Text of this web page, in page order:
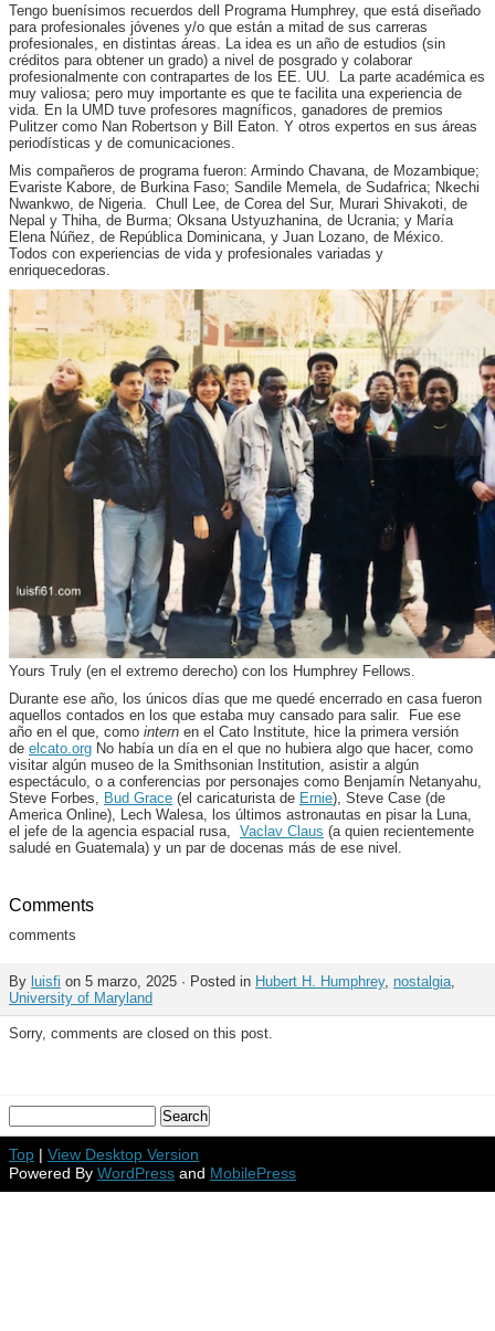
Tengo buenísimos recuerdos dell Programa Humphrey, que está diseñado
para profesionales jóvenes y/o que están a mitad de sus carreras
profesionales, en distintas áreas. La idea es un año de estudios (sin
créditos para obtener un grado) a nivel de posgrado y colaborar
profesionalmente con contrapartes de los EE. UU. La parte académica es
muy valiosa; pero muy importante es que te facilita una experiencia de
vida. En la UMD tuve profesores magníficos, ganadores de premios
Pulitzer como Nan Robertson y Bill Eaton. Y otros expertos en sus áreas
periodísticas y de comunicaciones.
Mis compañeros de programa fueron: Armindo Chavana, de Mozambique;
Evariste Kabore, de Burkina Faso; Sandile Memela, de Sudafrica; Nkechi
Nwankwo, de Nigeria. Chull Lee, de Corea del Sur, Murari Shivakoti, de
Nepal y Thiha, de Burma; Oksana Ustyuzhanina, de Ucrania; y María
Elena Núñez, de República Dominicana, y Juan Lozano, de México.
Todos con experiencias de vida y profesionales variadas y
enriquecedoras.
Yours Truly (en el extremo derecho) con los Humphrey Fellows.
Durante ese año, los únicos días que me quedé encerrado en casa fueron
aquellos contados en los que estaba muy cansado para salir. Fue ese
año en el que, como intern en el Cato Institute, hice la primera versión
de elcato.org No había un día en el que no hubiera algo que hacer, como
visitar algún museo de la Smithsonian Institution, asistir a algún
espectáculo, o a conferencias por personajes como Benjamín Netanyahu,
Steve Forbes, Bud Grace (el caricaturista de Ernie), Steve Case (de
America Online), Lech Walesa, los últimos astronautas en pisar la Luna,
el jefe de la agencia espacial rusa, Vaclav Claus (a quien recientemente
saludé en Guatemala) y un par de docenas más de ese nivel.
Comments
comments
By luisfi on 5 marzo, 2025 · Posted in Hubert H. Humphrey, nostalgia,
University of Maryland
Sorry, comments are closed on this post.
Top | View Desktop Version
Powered By WordPress and MobilePress